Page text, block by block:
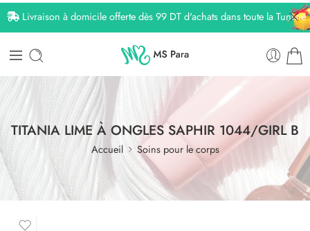
Livraison à domicile offerte dès 99 DT d'achats dans toute la Tunisie
TITANIA LIME À ONGLES SAPHIR 1044/GIRL B
Accueil Soins pour le corps